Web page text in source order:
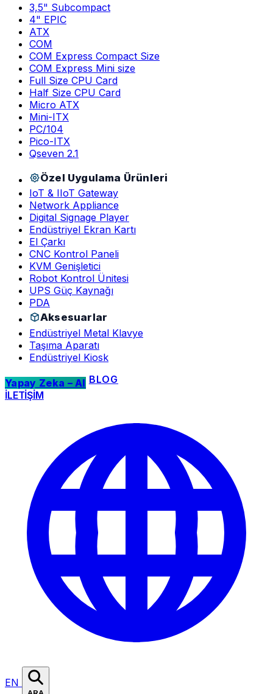
3,5" Subcompact
4" EPIC
ATX
COM
COM Express Compact Size
COM Express Mini size
Full Size CPU Card
Half Size CPU Card
Micro ATX
Mini-ITX
PC/104
Pico-ITX
Qseven 2.1
Özel Uygulama Ürünleri
IoT & IIoT Gateway
Network Appliance
Digital Signage Player
Endüstriyel Ekran Kartı
El Çarkı
CNC Kontrol Paneli
KVM Genişletici
Robot Kontrol Ünitesi
UPS Güç Kaynağı
PDA
Aksesuarlar
Endüstriyel Metal Klavye
Taşıma Aparatı
Endüstriyel Kiosk
Yapay Zeka – AI BLOG
İLETİŞİM
EN